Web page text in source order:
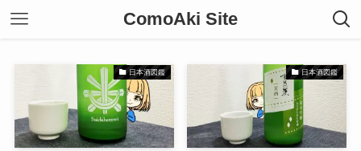
ComoAki Site
日本酒図鑑 日本酒図鑑